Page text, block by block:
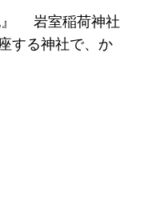
』 岩室稲荷神社
する神社で、か